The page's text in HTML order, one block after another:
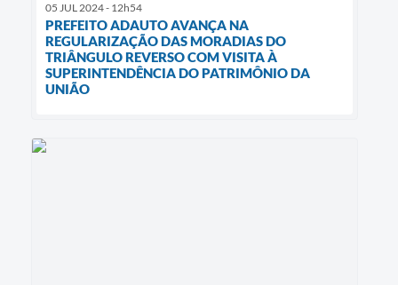
05 JUL 2024 - 12h54
PREFEITO ADAUTO AVANÇA NA
REGULARIZAÇÃO DAS MORADIAS DO
TRIÂNGULO REVERSO COM VISITA À
SUPERINTENDÊNCIA DO PATRIMÔNIO DA
UNIÃO